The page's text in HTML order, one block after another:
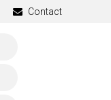
Contact